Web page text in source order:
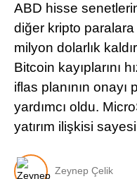
ABD hisse
diğer kripto paralara
milyon dolarlık
Bitcoin kayıplarını
iflas planının onayı
yardımcı oldu.
yatırım ilişkisi
Zeynep Çelik